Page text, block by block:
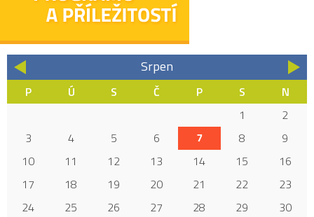
Srpen
P Ú S Č P S
N
1
2
3
4 5 6 7 8
9
10
11 12 13 14 15
16
17
18 19 20 21 22
23
24
25 26 27 28 29
30